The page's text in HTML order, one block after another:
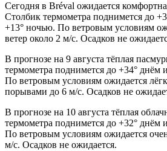
Сегодня в Bréval ожидается
Столбик термометра поднимется до
+13° ночью. По ветровым условиям
ветер около 2 м/с. Осадков не
В прогнозе на 9 августа тёплая
термометра поднимется до +34° днём
По ветровым условиям ожидается
порывами до 6 м/с. Осадков не
В прогнозе на 10 августа тёплая
термометра поднимется до +32° днём
По ветровым условиям ожидается
м/с. Осадков не ожидается.